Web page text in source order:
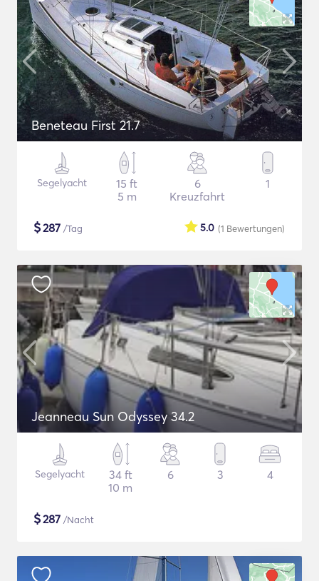
Beneteau First 21.7
Segelyacht
15 ft
5 m
6
Kreuzfahrt
1
$287 /Tag (1 Bewertungen)
5.0
Jeanneau Sun Odyssey 34.2
Segelyacht
34 ft
10 m
6 3 4
$287 /Nacht